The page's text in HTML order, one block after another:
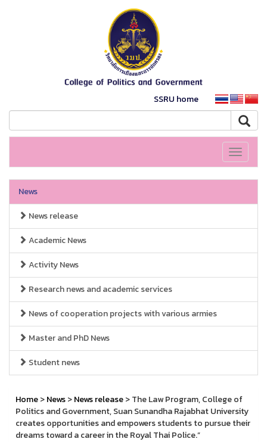
SSRU home
Toggle
News
News release
Academic News
Activity News
Research news and academic services
News of cooperation projects with various armies
Master and PhD News
Student news
Home>News>News release> The Law Program, College of
Politics and Government, Suan Sunandha Rajabhat University
creates opportunities and empowers students to pursue their
dreams toward a career in the Royal Thai Police.”